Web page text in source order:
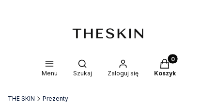
Menu
Otwórz wyszukiwarkę
Szukaj Zaloguj się
Produkty w
Koszyk
THE SKIN Prezenty